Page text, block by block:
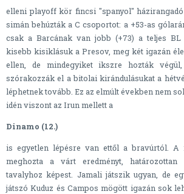
elleni playoff kör fincsi "spanyol"
simán behúzták a C csoportot: a +53-as
csak a Barcának van jobb (+73) a teljes BL
kisebb kisiklásuk a Presov, meg két igazán
ellen, de mindegyiket ikszre hozták
szórakozzák el a bitolai kirándulásukat a
léphetnek tovább. Ez az elmúlt években nem
idén viszont az Irun mellett a
Dinamo (12.)
is egyetlen lépésre van ettől a bravúrtól. A
meghozta a várt eredményt, határozottan
tavalyhoz képest. Jamali játszik ugyan, de
játszó Kuduz és Campos mögött igazán sok